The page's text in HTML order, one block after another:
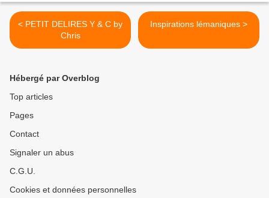
< PETIT DELIRES Y & C by
Chris
Inspirations lémaniques >
Hébergé par Overblog
Top articles
Pages
Contact
Signaler un abus
C.G.U.
Cookies et données personnelles